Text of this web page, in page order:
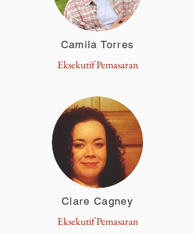
Camila Torres
Eksekutif Pemasaran
Clare Cagney
Eksekutif Pemasaran